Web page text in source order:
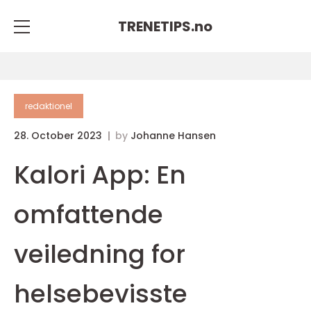
TRENETIPS.no
redaktionel
28. October 2023 by Johanne Hansen
Kalori App: En
omfattende
veiledning for
helsebevisste